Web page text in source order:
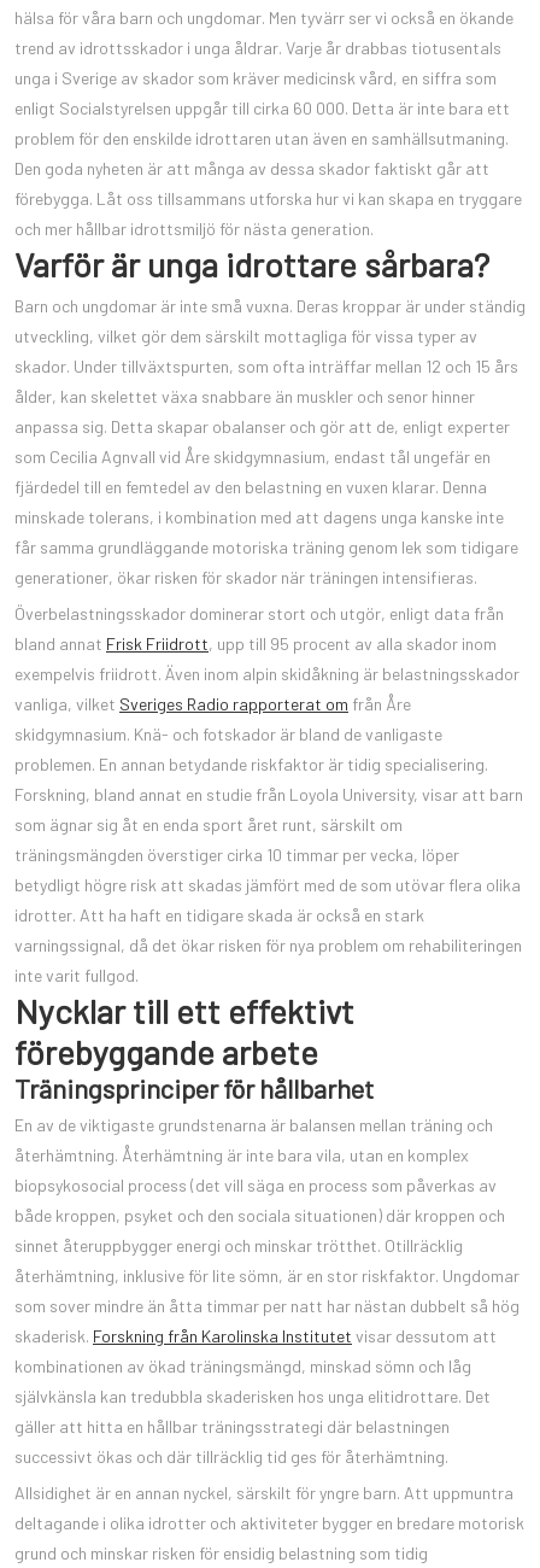
hälsa för våra barn och ungdomar. Men tyvärr ser vi också en ökande
trend av idrottsskador i unga åldrar. Varje år drabbas tiotusentals
unga i Sverige av skador som kräver medicinsk vård, en siffra som
enligt Socialstyrelsen uppgår till cirka 60 000. Detta är inte bara ett
problem för den enskilde idrottaren utan även en samhällsutmaning.
Den goda nyheten är att många av dessa skador faktiskt går att
förebygga. Låt oss tillsammans utforska hur vi kan skapa en tryggare
och mer hållbar idrottsmiljö för nästa generation.
Varför är unga idrottare sårbara?
Barn och ungdomar är inte små vuxna. Deras kroppar är under ständig
utveckling, vilket gör dem särskilt mottagliga för vissa typer av
skador. Under tillväxtspurten, som ofta inträffar mellan 12 och 15 års
ålder, kan skelettet växa snabbare än muskler och senor hinner
anpassa sig. Detta skapar obalanser och gör att de, enligt experter
som Cecilia Agnvall vid Åre skidgymnasium, endast tål ungefär en
fjärdedel till en femtedel av den belastning en vuxen klarar. Denna
minskade tolerans, i kombination med att dagens unga kanske inte
får samma grundläggande motoriska träning genom lek som tidigare
generationer, ökar risken för skador när träningen intensifieras.
Överbelastningsskador dominerar stort och utgör, enligt data från
bland annat Frisk Friidrott, upp till 95 procent av alla skador inom
exempelvis friidrott. Även inom alpin skidåkning är belastningsskador
vanliga, vilket Sveriges Radio rapporterat om från Åre
skidgymnasium. Knä- och fotskador är bland de vanligaste
problemen. En annan betydande riskfaktor är tidig specialisering.
Forskning, bland annat en studie från Loyola University, visar att barn
som ägnar sig åt en enda sport året runt, särskilt om
träningsmängden överstiger cirka 10 timmar per vecka, löper
betydligt högre risk att skadas jämfört med de som utövar flera olika
idrotter. Att ha haft en tidigare skada är också en stark
varningssignal, då det ökar risken för nya problem om rehabiliteringen
inte varit fullgod.
Nycklar till ett effektivt
förebyggande arbete
Träningsprinciper för hållbarhet
En av de viktigaste grundstenarna är balansen mellan träning och
återhämtning. Återhämtning är inte bara vila, utan en komplex
biopsykosocial process (det vill säga en process som påverkas av
både kroppen, psyket och den sociala situationen) där kroppen och
sinnet återuppbygger energi och minskar trötthet. Otillräcklig
återhämtning, inklusive för lite sömn, är en stor riskfaktor. Ungdomar
som sover mindre än åtta timmar per natt har nästan dubbelt så hög
skaderisk. Forskning från Karolinska Institutet visar dessutom att
kombinationen av ökad träningsmängd, minskad sömn och låg
självkänsla kan tredubbla skaderisken hos unga elitidrottare. Det
gäller att hitta en hållbar träningsstrategi där belastningen
successivt ökas och där tillräcklig tid ges för återhämtning.
Allsidighet är en annan nyckel, särskilt för yngre barn. Att uppmuntra
deltagande i olika idrotter och aktiviteter bygger en bredare motorisk
grund och minskar risken för ensidig belastning som tidig